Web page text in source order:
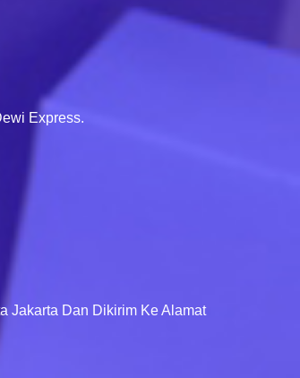
Express.
Jakarta Dan Dikirim Ke Alamat